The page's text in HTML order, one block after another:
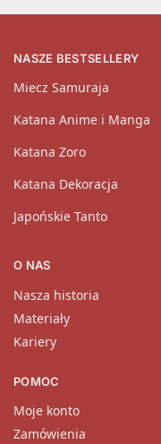
NASZE BESTSELLERY
Miecz Samuraja
Katana Anime i Manga
Katana Zoro
Katana Dekoracja
Japońskie Tanto
O NAS
Nasza historia
Materiały
Kariery
POMOC
Moje konto
Zamówienia